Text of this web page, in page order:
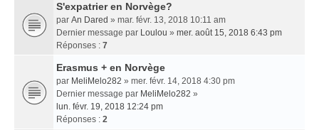
S'expatrier en Norvège?
par An Dared » mar. févr. 13, 2018 10:11 am
Dernier message par Loulou » mer. août 15, 2018 6:43 pm
Réponses : 7
Erasmus + en Norvège
par MeliMelo282 » mer. févr. 14, 2018 4:30 pm
Dernier message par MeliMelo282 »
lun. févr. 19, 2018 12:24 pm
Réponses : 2